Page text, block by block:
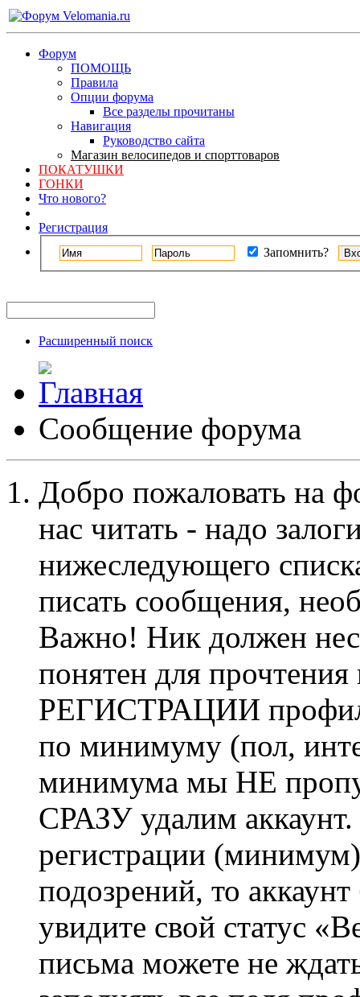
Форум
ПОМОЩЬ
Правила
Опции форума
Все разделы прочитаны
Навигация
Руководство сайта
Магазин велосипедов и спорттоваров
ПОКАТУШКИ
ГОНКИ
Что нового?
Регистрация
Запомнить?
Расширенный поиск
Сообщение форума
Добро пожаловать на
нас читать - надо
нижеследующего
писать сообщения,
Важно! Ник должен
понятен для
РЕГИСТРАЦИИ профиль
по минимуму (пол,
минимума мы НЕ
СРАЗУ удалим
регистрации
подозрений, то
увидите свой статус
письма можете не